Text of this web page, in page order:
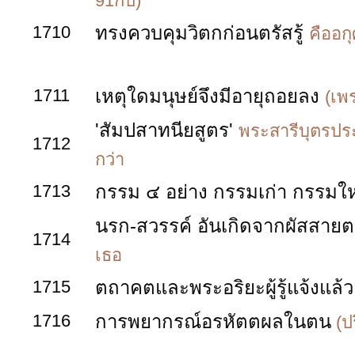
1710
ทรงควบคุมวิตกก่อนตรัสรู้ คืออ
1711 เหตุใดมนุษย์จึงมีอายุถอยลง (เ
1712
'สัมปสาทนียสูตร' พระสารีบุตรป
กว่า
1713
กรรม ๔ อย่าง กรรมเก่า กรร
1714
นรก-สวรรค์ อันเกิดจากผัสสาย
เธอ
1715
ตถาคตและพระอริยะผู้รู้แจ้งแล้
1716 การพยากรณ์อรหัตตผลในตน (